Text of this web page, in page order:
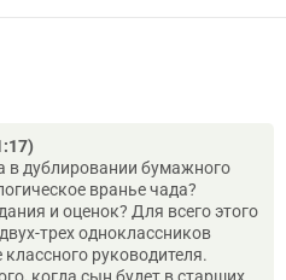
в дублировании бумажного
вранье чада?
и оценок? Для всего этого
трех одноклассников
руководителя.